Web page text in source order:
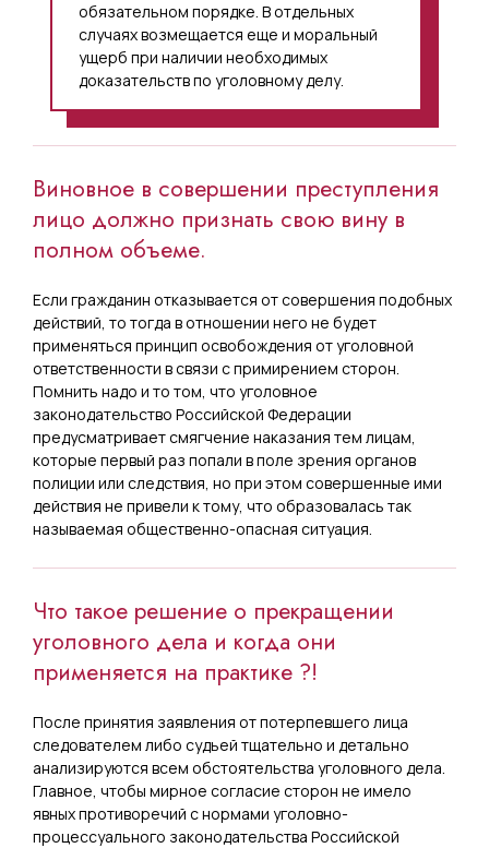
обязательном порядке. В отдельных
случаях возмещается еще и моральный
ущерб при наличии необходимых
доказательств по уголовному делу.
Виновное в совершении преступления
лицо должно признать свою вину в
полном объеме.
Если гражданин отказывается от совершения подобных
действий, то тогда в отношении него не будет
применяться принцип освобождения от уголовной
ответственности в связи с примирением сторон.
Помнить надо и то том, что уголовное
законодательство Российской Федерации
предусматривает смягчение наказания тем лицам,
которые первый раз попали в поле зрения органов
полиции или следствия, но при этом совершенные ими
действия не привели к тому, что образовалась так
называемая общественно-опасная ситуация.
Что такое решение о прекращении
уголовного дела и когда они
применяется на практике ?!
После принятия заявления от потерпевшего лица
следователем либо судьей тщательно и детально
анализируются всем обстоятельства уголовного дела.
Главное, чтобы мирное согласие сторон не имело
явных противоречий с нормами уголовно-
процессуального законодательства Российской